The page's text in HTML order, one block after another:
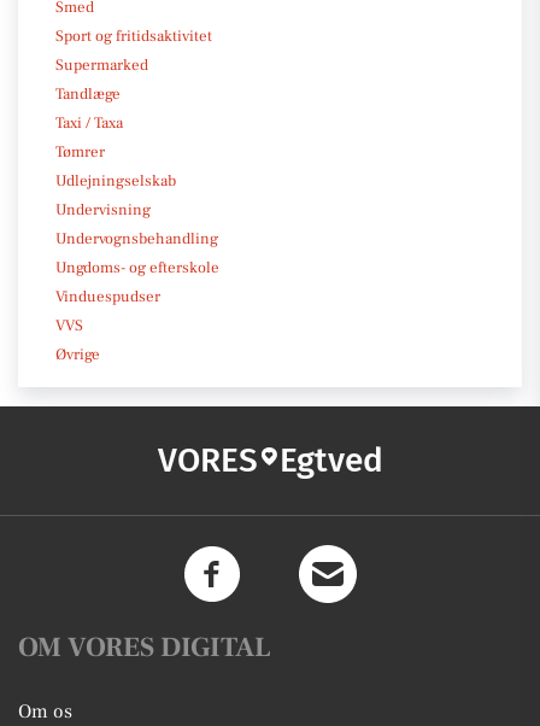
Smed
Sport og fritidsaktivitet
Supermarked
Tandlæge
Taxi / Taxa
Tømrer
Udlejningselskab
Undervisning
Undervognsbehandling
Ungdoms- og efterskole
Vinduespudser
VVS
Øvrige
VORES Egtved
OM VORES DIGITAL
Om os